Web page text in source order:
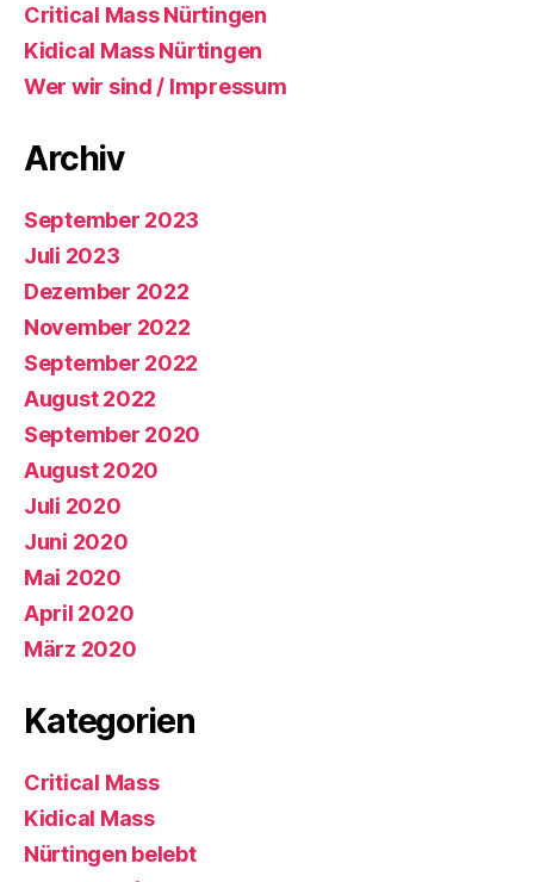
Critical Mass Nürtingen
Kidical Mass Nürtingen
Wer wir sind / Impressum
Archiv
September 2023
Juli 2023
Dezember 2022
November 2022
September 2022
August 2022
September 2020
August 2020
Juli 2020
Juni 2020
Mai 2020
April 2020
März 2020
Kategorien
Critical Mass
Kidical Mass
Nürtingen belebt